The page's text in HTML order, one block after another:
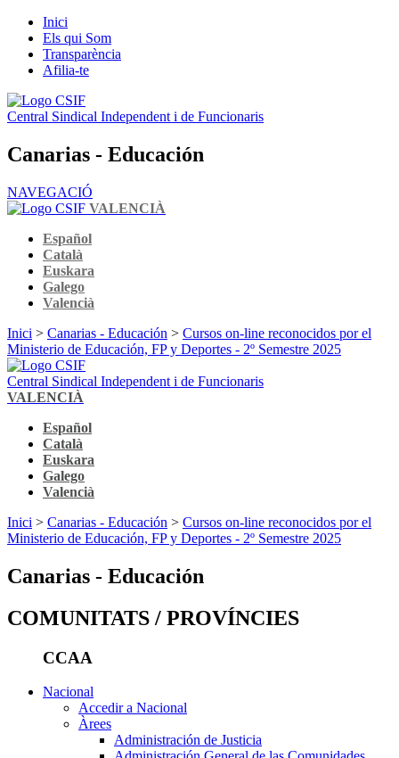
Inici
Els qui Som
Transparència
Afilia-te
Central Sindical Independent i de Funcionaris
Canarias - Educación
NAVEGACIÓ
VALENCIÀ
Español
Català
Euskara
Galego
Valencià
Inici > Canarias - Educación > Cursos on-line reconocidos por el
Ministerio de Educación, FP y Deportes - 2º Semestre 2025
Central Sindical Independent i de Funcionaris
VALENCIÀ
Español
Català
Euskara
Galego
Valencià
Inici > Canarias - Educación > Cursos on-line reconocidos por el
Ministerio de Educación, FP y Deportes - 2º Semestre 2025
Canarias - Educación
COMUNITATS / PROVÍNCIES
CCAA
Nacional
Accedir a Nacional
Àrees
Administración de Justicia